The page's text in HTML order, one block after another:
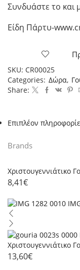
Συνδυάστε το και
Είδη Πάρτυ-
SKU: CR00025
Categories: Δώρα,
Share:
Επιπλέον
Brands
Χριστουγεννιάτικο
8,41€
Χριστουγεννιάτικο
13,60€